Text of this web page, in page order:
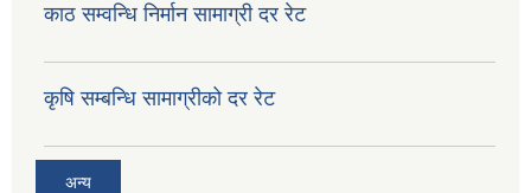
काठ सम्वन्धि निर्मान सामाग्री दर रेट
कृषि सम्बन्धि सामाग्रीको दर रेट
अन्य